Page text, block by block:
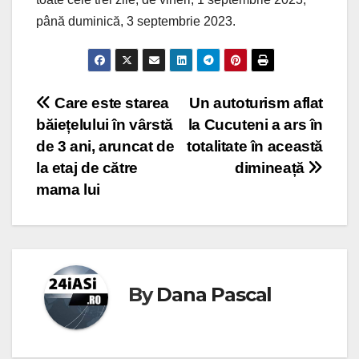
până duminică, 3 septembrie 2023.
Post
navigation
Un autoturism aflat
la Cucuteni a ars în
totalitate în această
dimineață
Care este starea
băiețelului în vârstă
de 3 ani, aruncat de
la etaj de către
mama lui
ByDana Pascal